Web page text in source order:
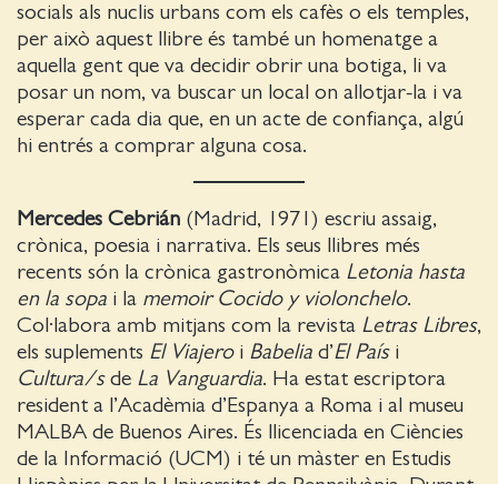
socials als nuclis urbans com els cafès o els temples,
per això aquest llibre és també un homenatge a
aquella gent que va decidir obrir una botiga, li va
posar un nom, va buscar un local on allotjar-la i va
esperar cada dia que, en un acte de confiança, algú
hi entrés a comprar alguna cosa.
Mercedes Cebrián (Madrid, 1971) escriu assaig,
crònica, poesia i narrativa. Els seus llibres més
recents són la crònica gastronòmica Letonia hasta
en la sopa i la memoir Cocido y violonchelo.
Col·labora amb mitjans com la revista Letras Libres,
els suplements El Viajeroi Babelia d’El Paísi
Cultura/sde La Vanguardia. Ha estat escriptora
resident a l’Acadèmia d’Espanya a Roma i al museu
MALBA de Buenos Aires. És llicenciada en Ciències
de la Informació (UCM) i té un màster en Estudis